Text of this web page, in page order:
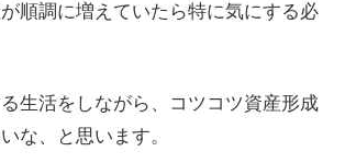
順調に増えていたら特に気にする必
生活をしながら、コツコツ資産形成
な、と思います。